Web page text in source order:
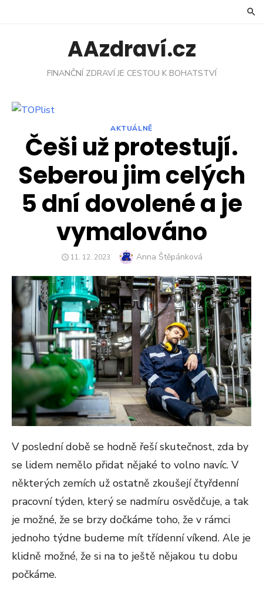
AAzdraví.cz
FINANČNÍ ZDRAVÍ JE CESTOU K BOHATSTVÍ
AKTUÁLNĚ
Češi už protestují.
Seberou jim celých
5 dní dovolené a je
vymalováno
POSTED
11. 12. 2023 Author
Anna Štěpánková
V poslední době se hodně řeší skutečnost, zda by
se lidem nemělo přidat nějaké to volno navíc. V
některých zemích už ostatně zkoušejí čtyřdenní
pracovní týden, který se nadmíru osvědčuje, a tak
je možné, že se brzy dočkáme toho, že v rámci
jednoho týdne budeme mít třídenní víkend. Ale je
klidně možné, že si na to ještě nějakou tu dobu
počkáme.